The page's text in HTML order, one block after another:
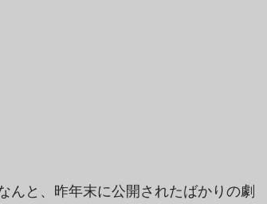
んと、昨年末に公開されたばかりの劇